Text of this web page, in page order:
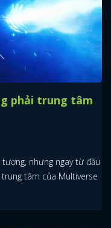
phải trung tâm
nhưng ngay từ đầu
tâm của Multiverse